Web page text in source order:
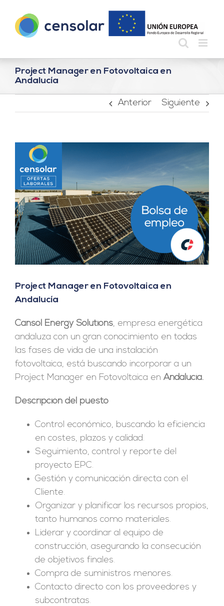
contenido
Project Manager en Fotovoltaica en
Andalucía
Anterior Siguiente
imagen
más
grande
Project Manager en Fotovoltaica en
Andalucía
Cansol Energy Solutions, empresa energética
andaluza con un gran conocimiento en todas
las fases de vida de una instalación
fotovoltaica, está buscando incorporar a un
Project Manager en Fotovoltaica en Andalucía.
Descripción del puesto
Control económico, buscando la eficiencia
en costes, plazos y calidad.
Seguimiento, control y reporte del
proyecto EPC.
Gestión y comunicación directa con el
Cliente.
Organizar y planificar los recursos propios,
tanto humanos como materiales.
Liderar y coordinar al equipo de
construcción, asegurando la consecución
de objetivos finales.
Compra de suministros menores.
Contacto directo con los proveedores y
subcontratas.